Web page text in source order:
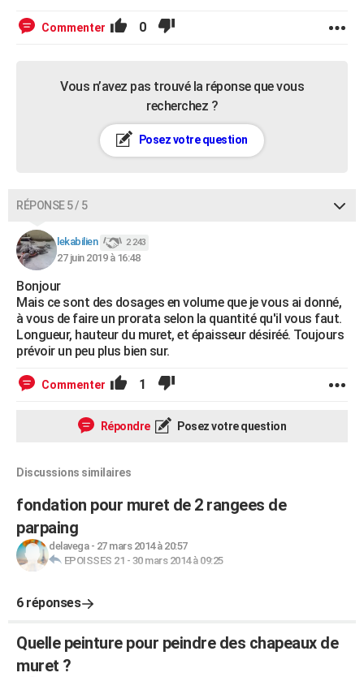
Commenter 0
Vous n’avez pas trouvé la réponse que vous
recherchez ?
Posez votre question
RÉPONSE 5 / 5
lekabilien 2 243
27 juin 2019 à 16:48
Bonjour
Mais ce sont des dosages en volume que je vous ai donné,
à vous de faire un prorata selon la quantité qu'il vous faut.
Longueur, hauteur du muret, et épaisseur désiréé. Toujours
prévoir un peu plus bien sur.
Commenter 1
Répondre Posez votre question
Discussions similaires
fondation pour muret de 2 rangees de
parpaing
delavega- 27 mars 2014 à 20:57
EPOISSES 21 - 30 mars 2014 à 09:25
6 réponses
Quelle peinture pour peindre des chapeaux de
muret ?